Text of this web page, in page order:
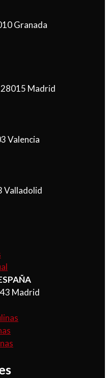
Granada
28015 Madrid
Valencia
Valladolid
Madrid